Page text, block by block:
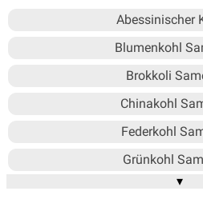
Abessinischer
Blumenkohl
Brokkoli
Chinakohl
Federkohl
Grünkohl
Kohlrabi Samen, ▾